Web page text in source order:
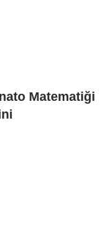
Matematiği